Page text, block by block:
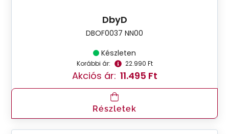
DbyD
DBOF0037 NN00
Készleten
Korábbi ár: 22.990 Ft
Akciós ár: 11.495 Ft
Részletek